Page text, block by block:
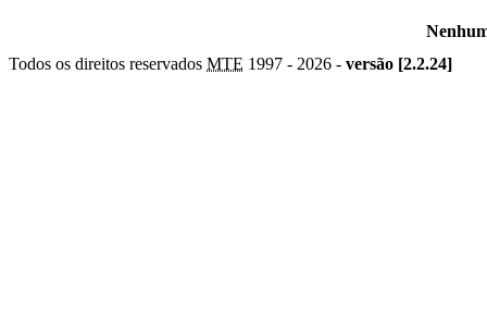
Todos os direitos reservados MTE 1997 - 2026 - versão [2.2.24]